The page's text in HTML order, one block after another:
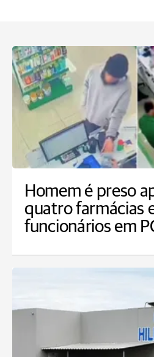
Homem é preso
quatro farmácias
funcionários em